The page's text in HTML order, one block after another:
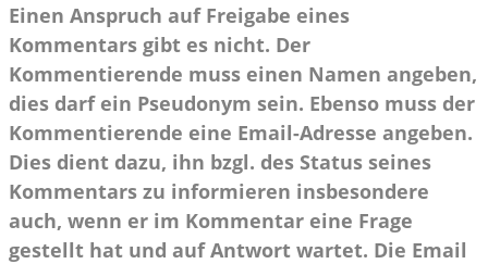
Einen Anspruch auf Freigabe eines
Kommentars gibt es nicht. Der
Kommentierende muss einen Namen angeben,
dies darf ein Pseudonym sein. Ebenso muss der
Kommentierende eine Email-Adresse angeben.
Dies dient dazu, ihn bzgl. des Status seines
Kommentars zu informieren insbesondere
auch, wenn er im Kommentar eine Frage
gestellt hat und auf Antwort wartet. Die Email